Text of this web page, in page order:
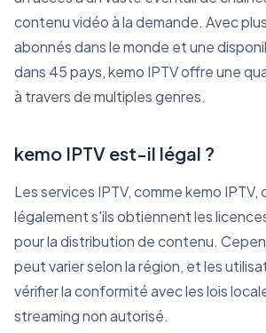
contenu vidéo à la demande. Avec
abonnés dans le monde et une
dans 45 pays, kemo IPTV offre une
à travers de multiples genres.
kemo IPTV est-il légal ?
Les services IPTV, comme kemo IPTV,
légalement s'ils obtiennent les
pour la distribution de contenu.
peut varier selon la région, et les
vérifier la conformité avec les lois
streaming non autorisé.